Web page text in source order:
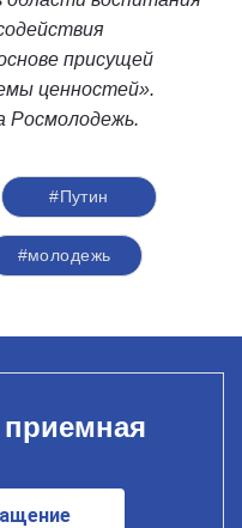
присущей
ценностей».
Росмолодежь.
#Путин
#молодежь